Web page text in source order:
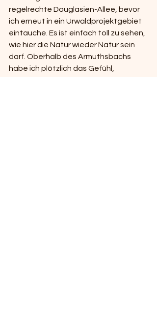
regelrechte Douglasien-Allee, bevor
ich erneut in ein Urwaldprojektgebiet
eintauche. Es ist einfach toll zu sehen,
wie hier die Natur wieder Natur sein
darf. Oberhalb des Armuthsbachs
habe ich plötzlich das Gefühl,